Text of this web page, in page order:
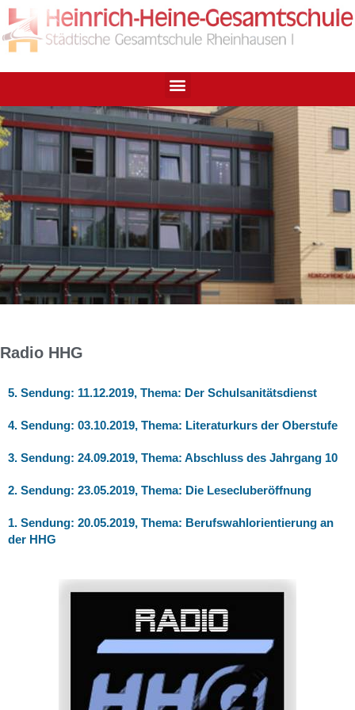
Radio HHG
5. Sendung: 11.12.2019, Thema: Der Schulsanitätsdienst
4. Sendung: 03.10.2019, Thema: Literaturkurs der Oberstufe
3. Sendung: 24.09.2019, Thema: Abschluss des Jahrgang 10
2. Sendung: 23.05.2019, Thema: Die Lesecluberöffnung
1. Sendung: 20.05.2019, Thema: Berufswahlorientierung an
der HHG